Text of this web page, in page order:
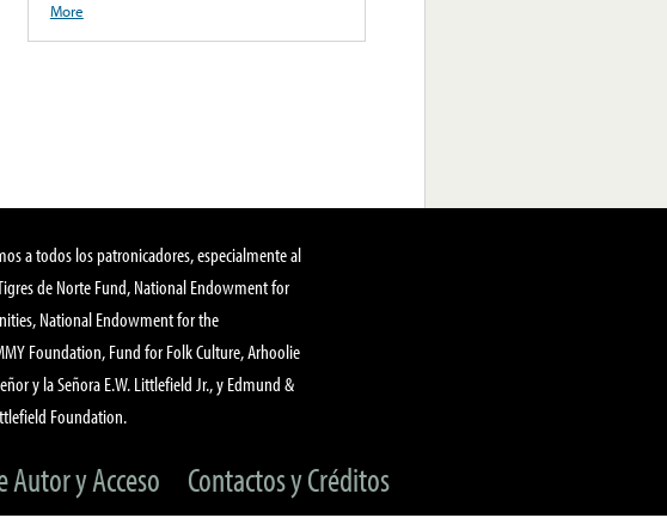
More
a todos los patronicadores, especialmente al
de Norte Fund, National Endowment for
National Endowment for the
Foundation, Fund for Folk Culture, Arhoolie
y la Señora E.W. Littlefield Jr., y Edmund &
Foundation.
Autor y Acceso Contactos y Créditos